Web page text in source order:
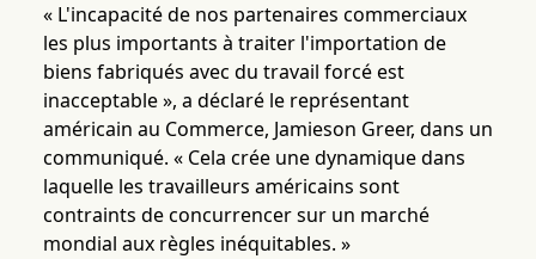
« L'incapacité de nos partenaires commerciaux
les plus importants à traiter l'importation de
biens fabriqués avec du travail forcé est
inacceptable », a déclaré le représentant
américain au Commerce, Jamieson Greer, dans un
communiqué. « Cela crée une dynamique dans
laquelle les travailleurs américains sont
contraints de concurrencer sur un marché
mondial aux règles inéquitables. »